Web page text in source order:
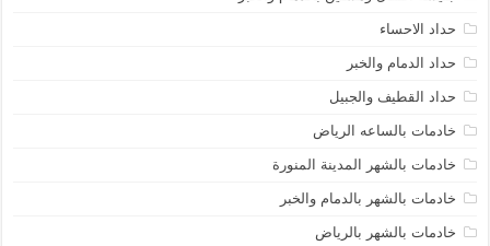
حداد الاحساء
حداد الدمام والخبر
حداد القطيف والجبيل
خادمات بالساعه الرياض
خادمات بالشهر المدينة المنورة
خادمات بالشهر بالدمام والخبر
خادمات بالشهر بالرياض